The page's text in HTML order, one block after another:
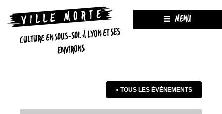
CULTURE EN SOUS-SOL À LYON ET SES
ENVIRONS
MENU
« TOUS LES ÉVÈNEMENTS